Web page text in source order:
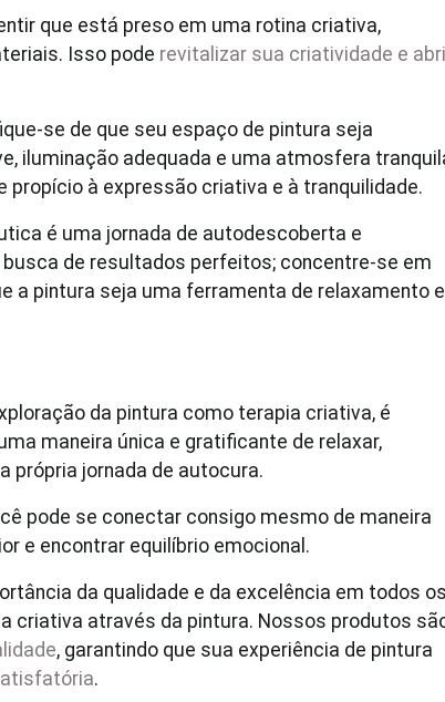
que está preso em uma rotina criativa,
Isso pode revitalizar sua criatividade e
se de que seu espaço de pintura seja
iluminação adequada e uma atmosfera
propício à expressão criativa e à tranquilidade.
é uma jornada de autodescoberta e
de resultados perfeitos; concentre-se em
a pintura seja uma ferramenta de relaxamento e
da pintura como terapia criativa, é
maneira única e gratificante de relaxar,
própria jornada de autocura.
pode se conectar consigo mesmo de maneira
e encontrar equilíbrio emocional.
da qualidade e da excelência em todos os
criativa através da pintura. Nossos produtos
, garantindo que sua experiência de pintura
.